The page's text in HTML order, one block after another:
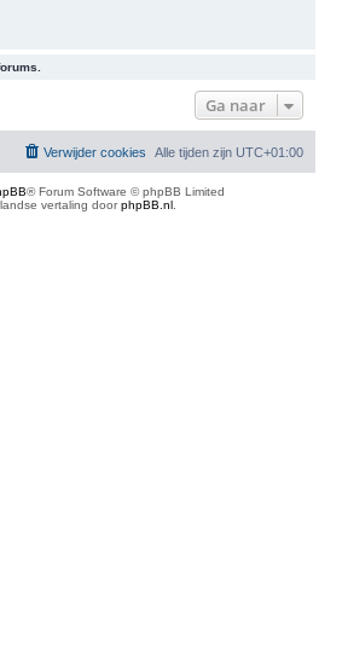
Ga naar
Alle tijden zijn UTC+01:00
Verwijder cookies
® Forum Software © phpBB Limited
vertaling doorphpBB.nl